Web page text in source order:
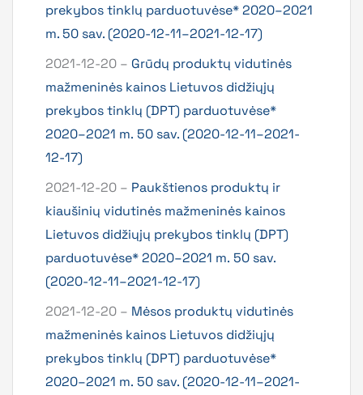
prekybos tinklų parduotuvėse* 2020–2021
m. 50 sav. (2020-12-11–2021-12-17)
2021-12-20 – Grūdų produktų vidutinės
mažmeninės kainos Lietuvos didžiųjų
prekybos tinklų (DPT) parduotuvėse*
2020–2021 m. 50 sav. (2020-12-11–2021-
12-17)
2021-12-20 – Paukštienos produktų ir
kiaušinių vidutinės mažmeninės kainos
Lietuvos didžiųjų prekybos tinklų (DPT)
parduotuvėse* 2020–2021 m. 50 sav.
(2020-12-11–2021-12-17)
2021-12-20 – Mėsos produktų vidutinės
mažmeninės kainos Lietuvos didžiųjų
prekybos tinklų (DPT) parduotuvėse*
2020–2021 m. 50 sav. (2020-12-11–2021-